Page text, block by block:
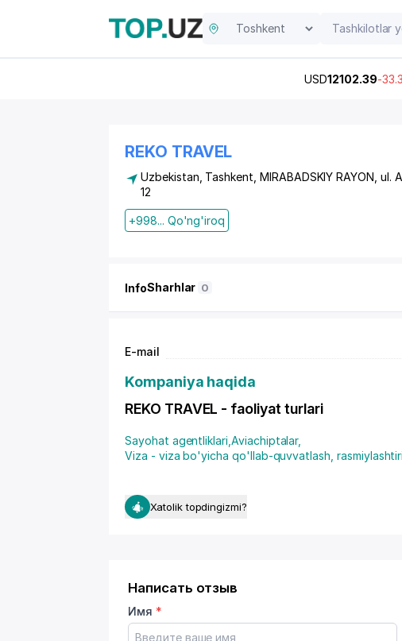
USD12102.39-
REKO TRAVEL
Uzbekistan, Tashkent, MIRABADSKIY RAYON ul.
12
+998... Qo'ng'iroq
InfoSharhlar 0
E-mail
Kompaniya haqida
REKO TRAVEL - faoliyat turlari
Sayohat agentliklari Aviachiptalar,
Viza - viza bo'yicha qo'llab-quvvatlash,
Xatolik topdingizmi?
Написать отзыв
Имя *